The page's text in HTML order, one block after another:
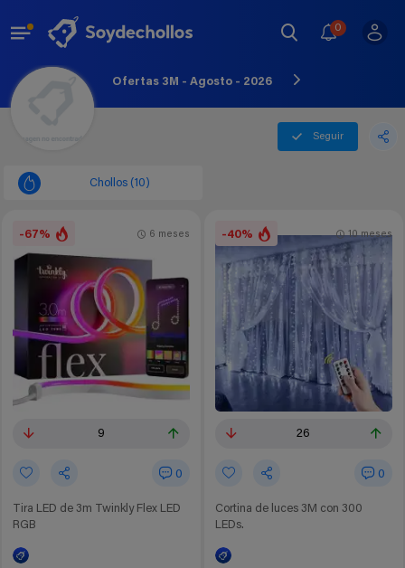
0
Ofertas 3M - Agosto - 2026
Seguir
Chollos (10)
-67%
9
0
Tira LED de 3m Twinkly Flex LED
RGB
6 meses -40%
26
0
Cortina de luces 3M con 300
LEDs.
10 meses